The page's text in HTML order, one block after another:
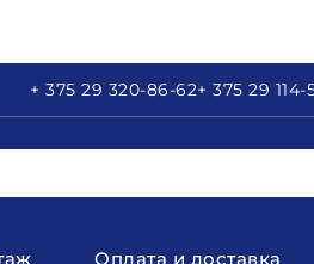
+ 375 29 320-86-62+ 375 29 114-
Оплата и доставка